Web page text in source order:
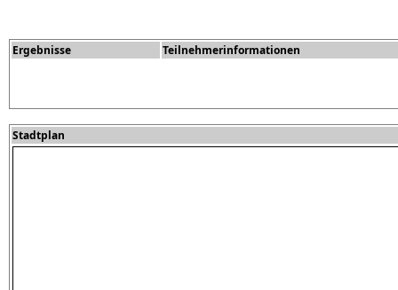
Ergebnisse Teilnehmerinformationen
Stadtplan